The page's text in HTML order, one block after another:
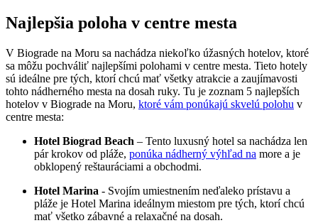
Najlepšia poloha​ v centre mesta
V Biograde na Moru sa nachádza‌ niekoľko úžasných hotelov, ktoré
⁣sa ‌môžu pochváliť ⁤najlepšími polohami ⁢v ​centre mesta. Tieto ⁤hotely
sú ideálne pre tých, ktorí chcú ⁣mať ⁤všetky atrakcie ⁢a​ zaujímavosti
tohto nádherného mesta na dosah ruky. Tu‌ je zoznam 5 najlepších
‌hotelov v Biograde na Moru, ktoré vám ponúkajú skvelú polohu v
centre mesta:
Hotel Biograd Beach – Tento luxusný hotel sa nachádza len
pár krokov od pláže, ​ ponúka nádherný výhľad na more⁢ a je
obklopený reštauráciami a obchodmi.
Hotel ‌Marina ​- Svojím ‍umiestnením neďaleko⁤ prístavu⁣ a
pláže je Hotel Marina‌ ideálnym miestom pre tých, ⁢ktorí chcú
mať všetko zábavné ​a relaxačné na ‌dosah.